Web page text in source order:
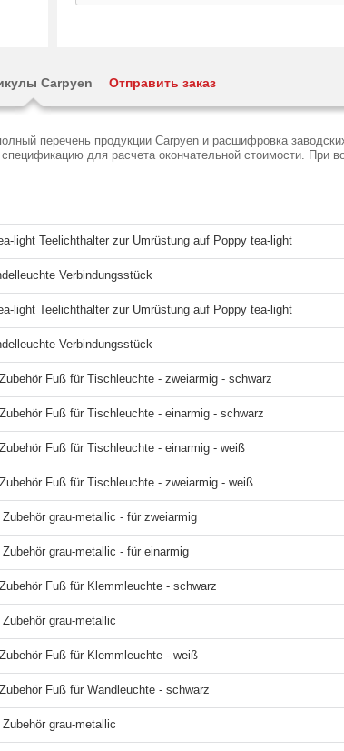
Carpyen Отправить заказ
перечень продукции Carpyen и расшифровка
для расчета окончательной стоимости. При
light Teelichthalter zur Umrüstung auf Poppy tea-light
Verbindungsstück
light Teelichthalter zur Umrüstung auf Poppy tea-light
Verbindungsstück
Fuß für Tischleuchte - zweiarmig - schwarz
Fuß für Tischleuchte - einarmig - schwarz
Fuß für Tischleuchte - einarmig - weiß
Fuß für Tischleuchte - zweiarmig - weiß
Zubehör grau-metallic - für zweiarmig
Zubehör grau-metallic - für einarmig
Fuß für Klemmleuchte - schwarz
Zubehör grau-metallic
Fuß für Klemmleuchte - weiß
Fuß für Wandleuchte - schwarz
Zubehör grau-metallic